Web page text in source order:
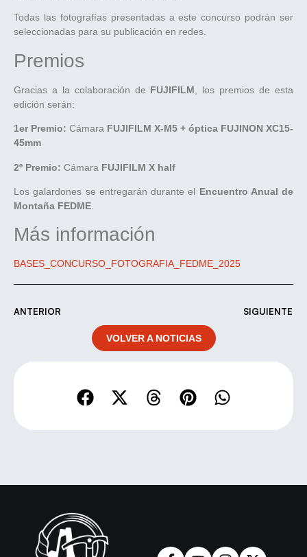
Todas las fotografías presentadas a este concurso podrán ser
seleccionadas para su publicación en redes.
Premios
Gracias a la colaboración de FUJIFILM , los premios de esta
edición serán:
1er Premio: Cámara FUJIFILM X-M5 + óptica FUJINON XC15-
45mm
2º Premio: Cámara FUJIFILM X half
Los galardones se entregarán durante el Encuentro Anual de
Montaña FEDME
Más información
BASES_CONCURSO_FOTOGRAFIA_FEDME_2025
ANTERIOR SIGUIENTE
VOLVER A NOTICIAS